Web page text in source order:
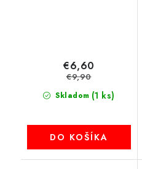
Skladom (1 ks)
€6,60
€9,90
DO KOŠÍKA